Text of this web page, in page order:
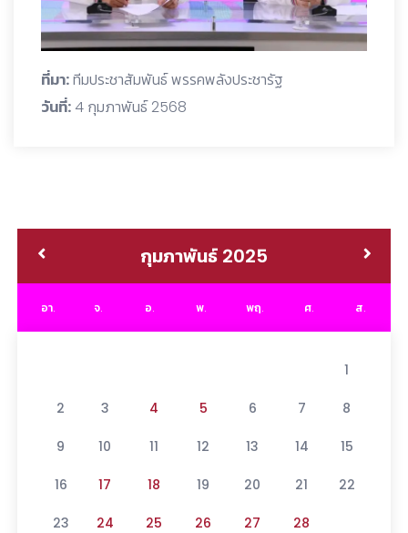
ที่มา:ทีมประชาสัมพันธ์ พรรคพลังประชารัฐ
วันที่: 4 กุมภาพันธ์ 2568
กุมภาพันธ์ 2025
อา. จ. อ. พ. พฤ. ศ. ส.
1
2 3 4 5 6 7 8
9 10 11 12 13 14 15
16 17 18 19 20 21 22
23 24 25 26 27 28